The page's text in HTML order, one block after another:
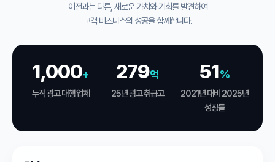
이전과는 다른, 새로운 가치와 기회를 발견하여
고객 비즈니스의 성공을 함께합니다.
1,000+
누적 광고 대행 업체
279억
25년 광고 취급고
51%
2021년 대비 2025년
성장률